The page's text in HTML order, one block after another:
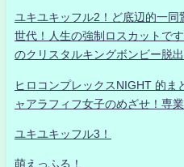
ユキユキッフル2！ど底辺的一
世代！人生の強制ロスカットで
のクリスタルキングボンビー脱
ヒロコンプレックスNIGHT 的ま
ャアラフィフ女子のめざせ！専
ユキユキッフル3！
萌えっふる！